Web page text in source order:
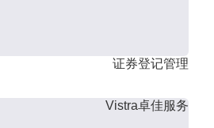
证券登记管理
Vistra卓佳服务